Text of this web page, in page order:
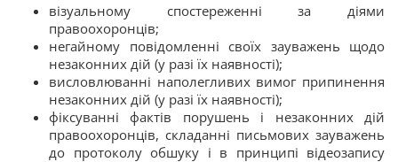
візуальному спостереженні за діями
правоохоронців;
негайному повідомленні своїх зауважень щодо
незаконних дій (у разі їх наявності);
висловлюванні наполегливих вимог припинення
незаконних дій (у разі їх наявності);
фіксуванні фактів порушень і незаконних дій
правоохоронців, складанні письмових зауважень
до протоколу обшуку і в принципі відеозапису